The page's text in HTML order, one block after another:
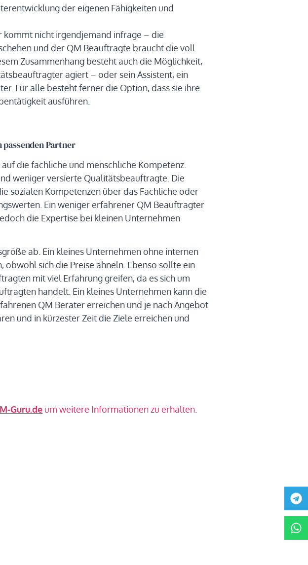
der eigenen Fähigkeiten und
nicht irgendjemand infrage – die
und der QM Beauftragte braucht die voll
Zusammenhang besteht auch die Möglichkeit,
agiert – oder sein Assistent, ein
Für alle besteht ferner die Option, dass sie ihre
ausführen.
Partner
die fachliche und menschliche Kompetenz.
weniger versierte Qualitätsbeauftragte. Die
sozialen Kompetenzen über das Fachliche oder
Ein weniger erfahrener QM Beauftragter
die Expertise bei kleinen Unternehmen
ab. Ein kleines Unternehmen ohne internen
sich die Preise ähneln. Ebenso sollte ein
mit viel Erfahrung greifen, da es sich um
handelt. Ein kleines Unternehmen kann die
QM Berater erreichen und je nach Angebot
und in kürzester Zeit die Ziele erreichen und
Guru.de um weitere Informationen zu erhalten.